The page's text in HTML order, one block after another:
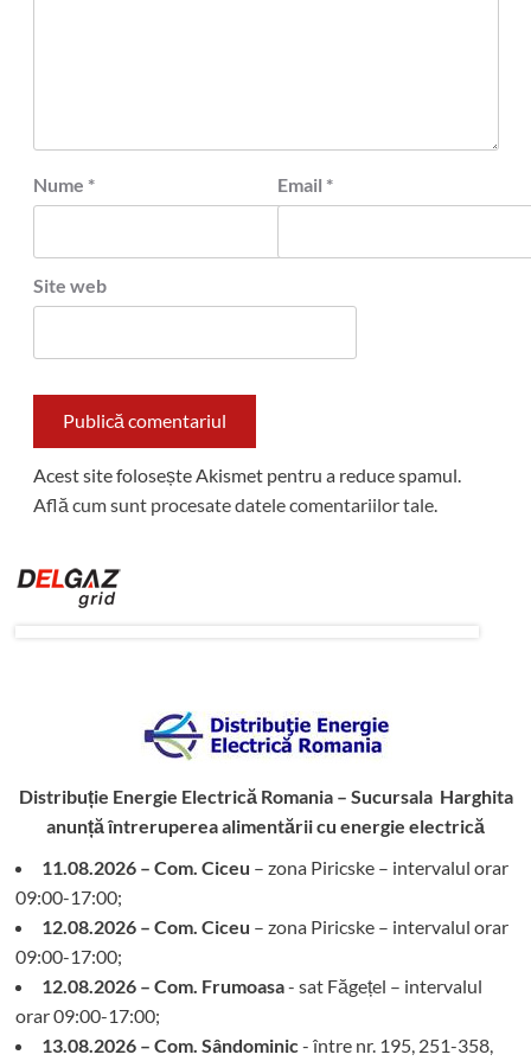
Nume * Email *
Site web
Acest site folosește Akismet pentru a reduce spamul.
Află cum sunt procesate datele comentariilor tale.
Distribuție Energie Electrică Romania – Sucursala Harghita
anunță întreruperea alimentării cu energie electrică
11.08.2026 – Com. Ciceu – zona Piricske – intervalul orar
09:00-17:00;
12.08.2026 – Com. Ciceu – zona Piricske – intervalul orar
09:00-17:00;
12.08.2026 – Com. Frumoasa- sat Făgețel – intervalul
orar 09:00-17:00;
13.08.2026 – Com. Sândominic - între nr. 195, 251-358,